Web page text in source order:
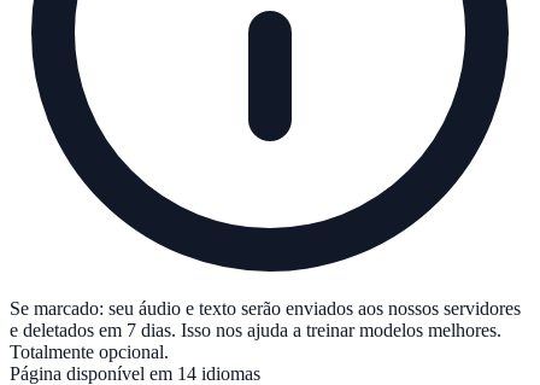
Se marcado: seu áudio e texto serão enviados aos nossos servidores
e deletados em 7 dias. Isso nos ajuda a treinar modelos melhores.
Totalmente opcional.
Página disponível em 14 idiomas